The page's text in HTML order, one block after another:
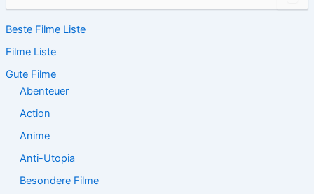
h
n
n
Beste Filme Liste
Filme Liste
Gute Filme
Abenteuer
Action
Anime
Anti-Utopia
Besondere Filme